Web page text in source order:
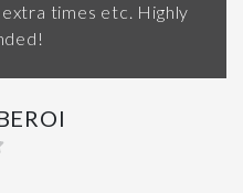
times etc. Highly